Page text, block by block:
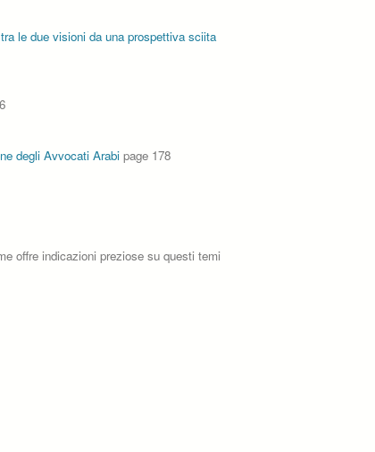
le due visioni da una prospettiva sciita
degli Avvocati Arabi page 178
offre indicazioni preziose su questi temi